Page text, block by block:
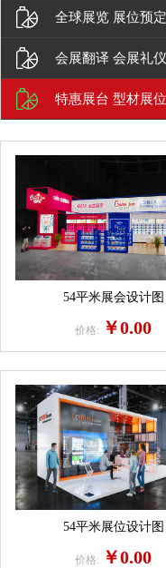
全球展览 展位预定
会展翻译 会展礼仪
特惠展台 型材展位
54平米展会设计图
价格: ￥0.00
54平米展位设计图
价格: ￥0.00